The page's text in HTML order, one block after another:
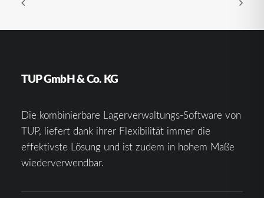
TUP GmbH & Co. KG
Die kombinierbare Lagerverwaltungs-Software von
TUP, liefert dank ihrer Flexibilität immer die
effektivste Lösung und ist zudem in hohem Maße
wiederverwendbar.